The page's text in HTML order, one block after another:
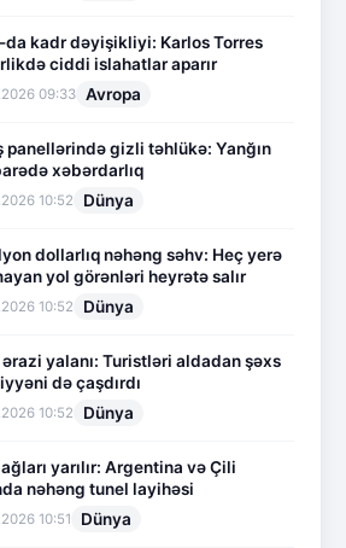
da kadr dəyişikliyi: Karlos Torres
ciddi islahatlar aparır
09:33 Avropa
panellərində gizli təhlükə: Yanğın
xəbərdarlıq
10:52 Dünya
dollarlıq nəhəng səhv: Heç yerə
yol görənləri heyrətə salır
10:52 Dünya
yalanı: Turistləri aldadan şəxs
də çaşdırdı
10:52 Dünya
yarılır: Argentina və Çili
nəhəng tunel layihəsi
10:51 Dünya